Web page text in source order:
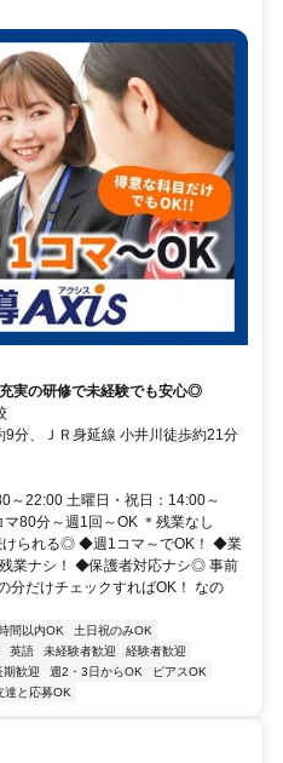
実の研修で未経験でも安心◎
9分、ＪＲ身延線 小井川徒歩約21分
～22:00 土曜日・祝日：14:00～
80分～週1回～OK ＊残業なし
けられる◎ ◆週1コマ～でOK！ ◆業
業ナシ！ ◆保護者対応ナシ◎ 事前
分だけチェックすればOK！ なの
間以内OK
土日祝のみOK
英語 未経験者歓迎
経験者歓迎
期歓迎 週2・3日からOK
ピアスOK
達と応募OK